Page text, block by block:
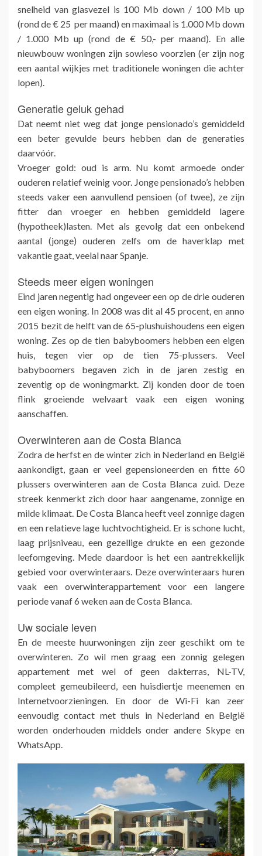
snelheid van glasvezel is 100 Mb down / 100 Mb up
(rond de € 25 per maand) en maximaal is 1.000 Mb down
/ 1.000 Mb up (rond de € 50,- per maand). En alle
nieuwbouw woningen zijn sowieso voorzien (er zijn nog
een aantal wijkjes met traditionele woningen die achter
lopen).
Generatie geluk gehad
Dat neemt niet weg dat jonge pensionado’s gemiddeld
een beter gevulde beurs hebben dan de generaties
daarvóór.
Vroeger gold: oud is arm. Nu komt armoede onder
ouderen relatief weinig voor. Jonge pensionado’s hebben
steeds vaker een aanvullend pensioen (of twee), ze zijn
fitter dan vroeger en hebben gemiddeld lagere
(hypotheek)lasten. Met als gevolg dat een onbekend
aantal (jonge) ouderen zelfs om de haverklap met
vakantie gaat, veelal naar Spanje.
Steeds meer eigen woningen
Eind jaren negentig had ongeveer een op de drie ouderen
een eigen woning. In 2008 was dit al 45 procent, en anno
2015 bezit de helft van de 65-plushuishoudens een eigen
woning. Zes op de tien babyboomers hebben een eigen
huis, tegen vier op de tien 75-plussers. Veel
babyboomers begaven zich in de jaren zestig en
zeventig op de woningmarkt. Zij konden door de toen
flink groeiende welvaart vaak een eigen woning
aanschaffen.
Overwinteren aan de Costa Blanca
Zodra de herfst en de winter zich in Nederland en België
aankondigt, gaan er veel gepensioneerden en fitte 60
plussers overwinteren aan de Costa Blanca zuid. Deze
streek kenmerkt zich door haar aangename, zonnige en
milde klimaat. De Costa Blanca heeft veel zonnige dagen
en een relatieve lage luchtvochtigheid. Er is schone lucht,
laag prijsniveau, een gezellige drukte en een gezonde
leefomgeving. Mede daardoor is het een aantrekkelijk
gebied voor overwinteraars. Deze overwinteraars huren
vaak een overwinterappartement voor een langere
periode vanaf 6 weken aan de Costa Blanca.
Uw sociale leven
En de meeste huurwoningen zijn zeer geschikt om te
overwinteren. Zo wil men graag een zonnig gelegen
appartement met wel of geen dakterras, NL-TV,
compleet gemeubileerd, een huisdiertje meenemen en
Internetvoorzieningen. En door de Wi-Fi kan zeer
eenvoudig contact met thuis in Nederland en België
worden onderhouden middels onder andere Skype en
WhatsApp.